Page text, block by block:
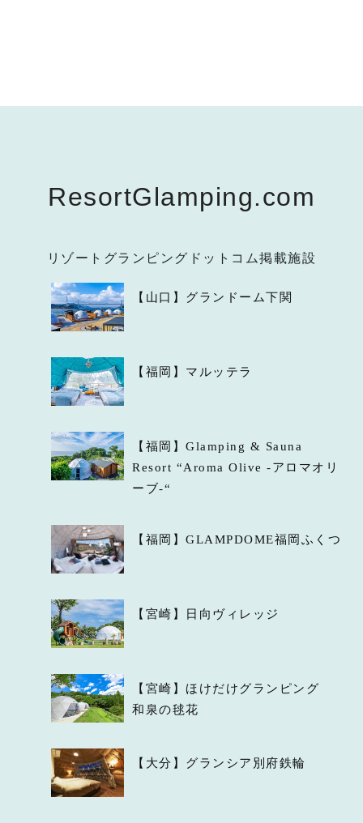
ResortGlamping.com
リゾートグランピングドットコム掲載施設
【山口】グランドーム下関
【福岡】マルッテラ
【福岡】Glamping & Sauna
Resort “Aroma Olive -アロマオリ
ーブ-“
【福岡】GLAMPDOME福岡ふくつ
【宮崎】日向ヴィレッジ
【宮崎】ほけだけグランピング
和泉の毬花
【大分】グランシア別府鉄輪